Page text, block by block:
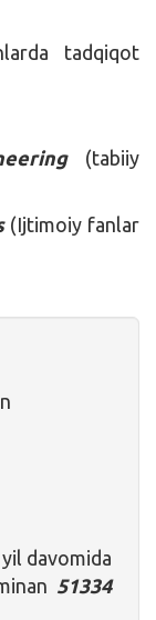
tadqiqot
(tabiiy
(Ijtimoiy fanlar
davomida
51334